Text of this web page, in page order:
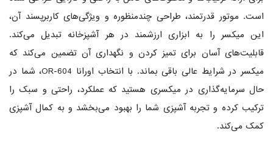
است. موتور قدرتمند، طراحی چندمنظوره و ویژگی‌های کاربرپسند آن،
این میکسر را به ابزاری ارزشمند در هر آشپزخانه تبدیل می‌کند.
قابلیت‌های آسان برای تمیز کردن و نگهداری آن تضمین می‌کند که
میکسر در شرایط عالی باقی بماند. با انتخاب اورانا OR-604، شما در
حال سرمایه‌گذاری در میکسری هستید که عملکرد، راحتی و سبک را
ترکیب کرده و تجربه آشپزی شما را بهبود می‌بخشد و به کمال آشپزی
کمک می‌کند.